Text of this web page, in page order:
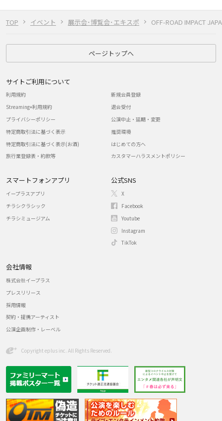
TOP イベント 展示会･博覧会･エキスポ OFF-ROAD IMPACT
ページトップへ
サイトご利用について
利用規約
Streaming+利用規約
プライバシーポリシー
特定商取引法に基づく表示
特定商取引法に基づく表示(お酒)
旅行業登録表・約款等
新規会員登録
退会受付
公演中止・延期・変更
推奨環境
はじめての方へ
カスタマーハラスメントポリシー
スマートフォンアプリ
イープラスアプリ
チラシクラシック
チラシミュージアム
公式SNS
X
Facebook
Youtube
Instagram
TikTok
会社情報
株式会社イープラス
プレスリリース
採用情報
契約・提携アーティスト
公演企画制作・レーベル
Copyright eplus inc. All Rights Reserved.